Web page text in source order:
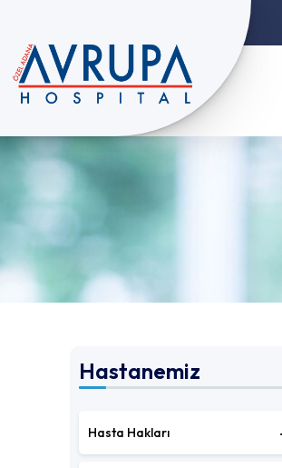
Hastanemiz
Hasta Hakları